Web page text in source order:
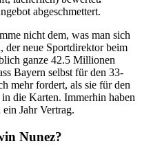
abgeschmettert.
nicht dem, was man sich
der neue Sportdirektor beim
ganze 42.5 Millionen
Bayern selbst für den 33-
mehr fordert, als sie für den
die Karten. Immerhin haben
Jahr Vertrag.
Nunez?